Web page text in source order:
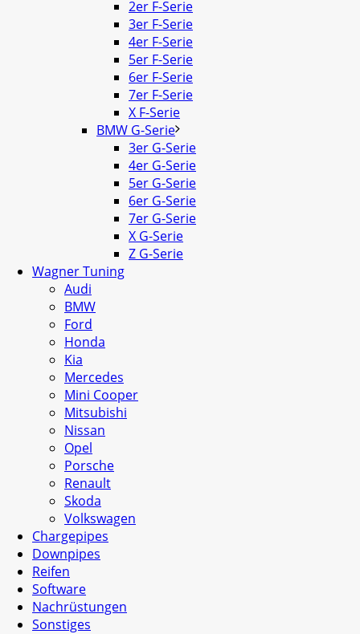
2er F-Serie
3er F-Serie
4er F-Serie
5er F-Serie
6er F-Serie
7er F-Serie
X F-Serie
BMW G-Serie
3er G-Serie
4er G-Serie
5er G-Serie
6er G-Serie
7er G-Serie
X G-Serie
Z G-Serie
Wagner Tuning
Audi
BMW
Ford
Honda
Kia
Mercedes
Mini Cooper
Mitsubishi
Nissan
Opel
Porsche
Renault
Skoda
Volkswagen
Chargepipes
Downpipes
Reifen
Software
Nachrüstungen
Sonstiges